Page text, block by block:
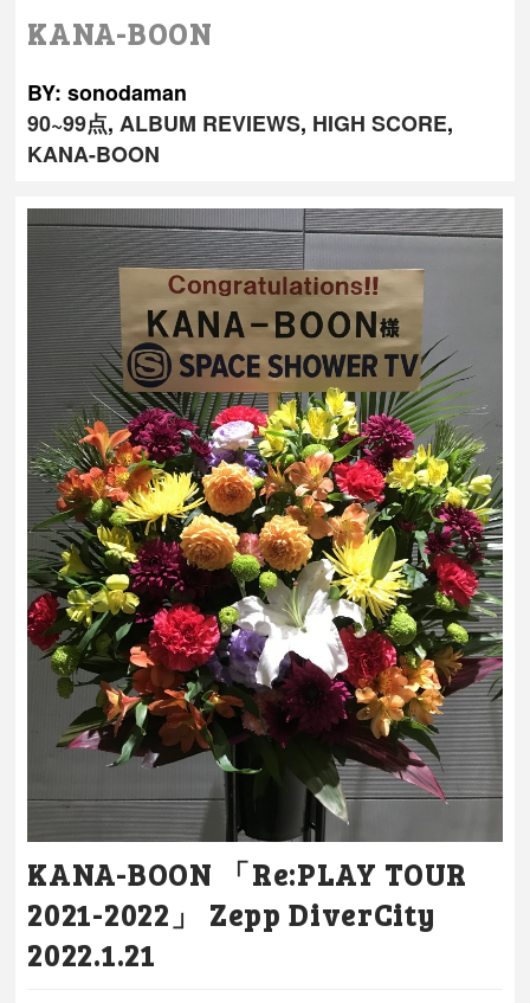
KANA-BOON
BY: sonodaman
90~99点,ALBUM REVIEWS, HIGH SCORE,
KANA-BOON
KANA-BOON 「Re:PLAY TOUR
2021-2022」 Zepp DiverCity
2022.1.21